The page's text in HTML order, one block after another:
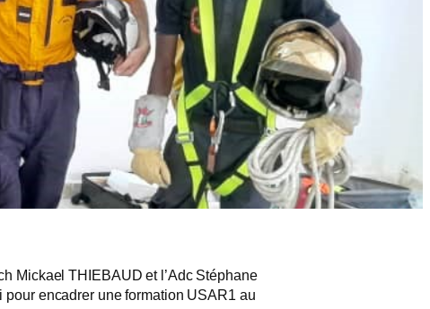
Mickael THIEBAUD et l’Adc Stéphane
pour encadrer une formation USAR1 au